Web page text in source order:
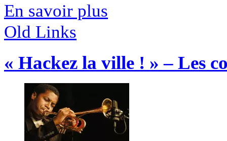
En savoir plus
Old Links
« Hackez la ville ! » – Les